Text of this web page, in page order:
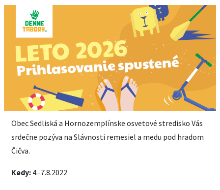
Obec Sedliská a Hornozemplínske osvetové stredisko Vás
srdečne pozýva na Slávnosti remesiel a medu pod hradom
Čičva.
Kedy: 4.-7.8.2022